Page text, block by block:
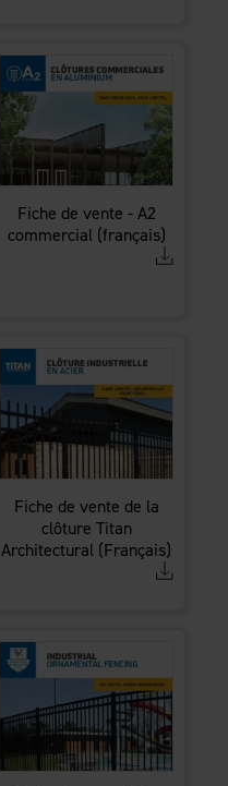
Fiche de vente - A2
commercial (français)
Fiche de vente de la
clôture Titan
Architectural (Français)